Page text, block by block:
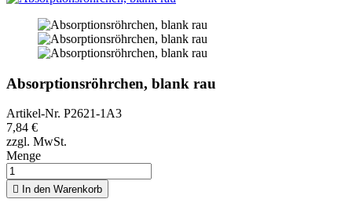
Absorptionsröhrchen, blank rau
Artikel-Nr. P2621-1A3
7,84 €
zzgl. MwSt.
Menge
 In den Warenkorb